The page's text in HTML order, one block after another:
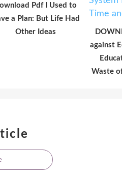
Pdf I Used to
a Plan: But Life Had
Other Ideas
against
Waste